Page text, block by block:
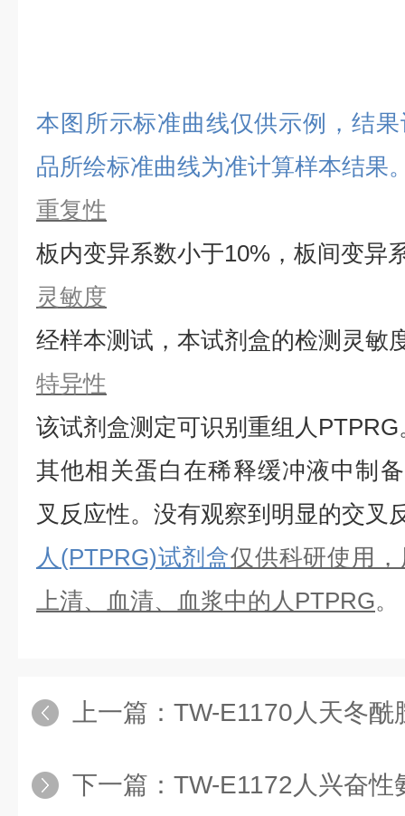
本图所示标准曲线仅供示例，结
品所绘标准曲线为准计算样本结果
重复性
板内变异系数小于10%，板间变异
灵敏度
经样本测试，本试剂盒的检测灵敏
特异性
该试剂盒测定可识别重组 人 PTPRG
其他相关蛋白在稀释缓冲液中制
叉反应性。没有观察到明显的交叉
人(PTPRG)试剂盒仅供科研使用
上清、血清、血浆中的 人 PTPRG。
上一篇： TW-E1170人天冬酰胺合
下一篇： TW-E1172人兴奋性氨基酸转